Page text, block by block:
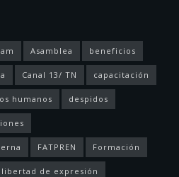
Asamblea beneficios
Canal 13/ TN capacitación
humanos despidos
FATPREN Formación
libertad de expresión